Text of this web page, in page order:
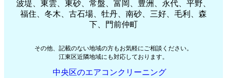
波堤、東雲、東砂、常盤、富岡、豊洲、永代、平野、
福住、冬木、古石場、牡丹、南砂、三好、毛利、森
下、門前仲町
その他、記載のない地域の方もお気軽にご相談ください。
江東区近隣地域にも対応しております。
中央区のエアコンクリーニング